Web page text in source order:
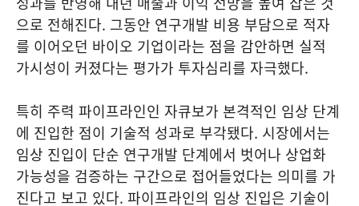
으로 전해진다. 그동안 연구개발 비용 부담으로 적자
를 이어오던 바이오 기업이라는 점을 감안하면 실적
가시성이 커졌다는 평가가 투자심리를 자극했다.
특히 주력 파이프라인인 자큐보가 본격적인 임상 단계
에 진입한 점이 기술적 성과로 부각됐다. 시장에서는
임상 진입이 단순 연구개발 단계에서 벗어나 상업화
가능성을 검증하는 구간으로 접어들었다는 의미를 가
진다고 보고 있다. 파이프라인의 임상 진입은 기술이